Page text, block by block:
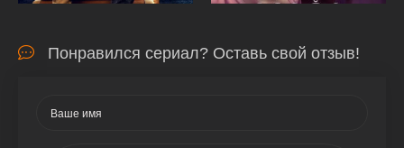
Понравился сериал? Оставь свой отзыв!